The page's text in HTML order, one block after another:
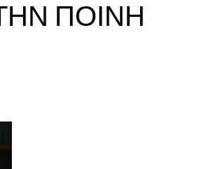
ΠΟΙΝΉ